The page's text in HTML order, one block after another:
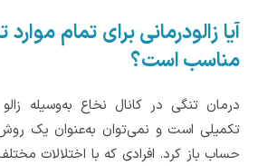
آیا زالودرمانی برای تمام
مناسب است؟
درمان تنگی در کانال نخاع به‌وسیله
تکمیلی است و نمی‌توان به‌عنوان یک
حساب باز کرد. افرادی که با اختلالات